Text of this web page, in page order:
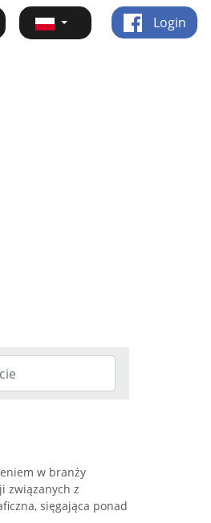
Login
w branży
związanych z
sięgająca ponad